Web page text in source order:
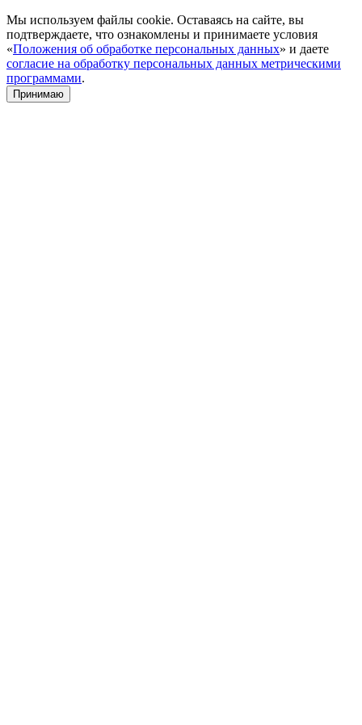
Мы используем файлы cookie. Оставаясь на сайте, вы
подтверждаете, что ознакомлены и принимаете условия
«Положения об обработке персональных данных» и даете
согласие на обработку персональных данных метрическими
программами.
Принимаю